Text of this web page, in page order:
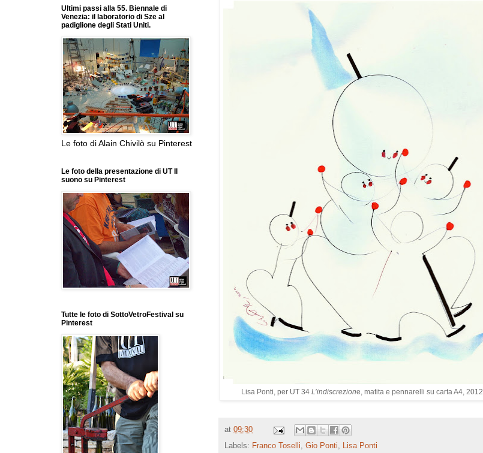
Lisa Ponti, per UT 34 L’indiscrezione, matita e pennarelli su carta A4, 2012
at 09:30
Labels: Franco Toselli, Gio Ponti, Lisa Ponti
Ultimi passi alla 55. Biennale di
Venezia: il laboratorio di Sze al
padiglione degli Stati Uniti.
Le foto di Alain Chivilò su Pinterest
Le foto della presentazione di UT Il
suono su Pinterest
Tutte le foto di SottoVetroFestival su
Pinterest